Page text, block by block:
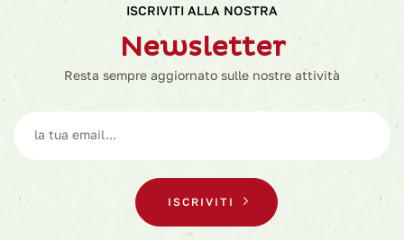
Newsletter
ISCRIVITI ALLA NOSTRA
Resta sempre aggiornato sulle nostre attività
ISCRIVITI